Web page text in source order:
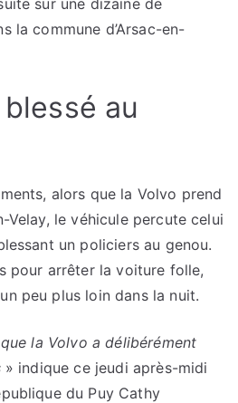
la commune d’Arsac-en-
au
alors que la Volvo prend
Velay, le véhicule percute celui
un policiers au genou.
pour arrêter la voiture folle,
peu plus loin dans la nuit.
la Volvo a délibérément
» indique ce jeudi après-midi
du Puy Cathy